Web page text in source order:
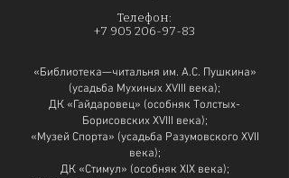
Телефон:
+7 905 206-97-83
«Библиотека—читальня им. А.С. Пушкина»
(усадьба Мухиных XVIII века);
ДК «Гайдаровец» (особняк Толстых-
Борисовских XVIII века);
«Музей Спорта» (усадьба Разумовского XVII
века);
ДК «Стимул» (особняк XIX века);